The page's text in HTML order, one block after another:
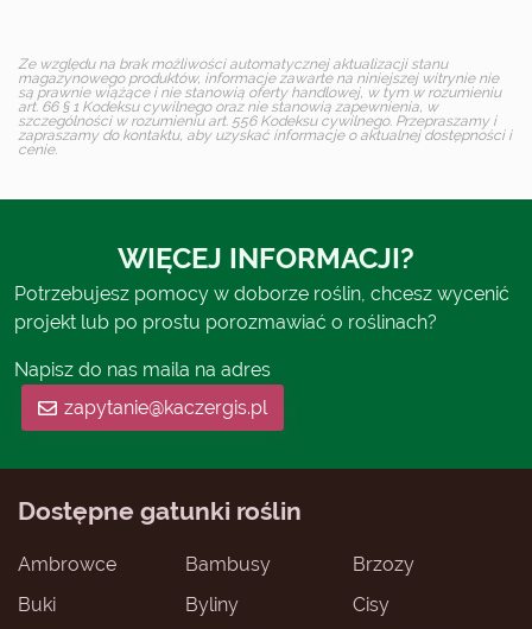
Ze względu na brak możliwości automatycznej aktualizacji stanu
magazynowego produktów, informacje zawarte na niniejszej witrynie nie
są prawnie wiążące i nie stanowią oferty handlowej, w tym w rozumieniu
art. 66 § 1 Kodeksu cywilnego oraz nie stanowią zapewnienia, w
szczególności w rozumieniu art. 556 Kodeksu cywilnego. Przepraszamy i
zapraszamy do kontaktu, aby uzyskać informacje o aktualnej dostępności i
cenie.
WIĘCEJ INFORMACJI?
Potrzebujesz pomocy w doborze roślin, chcesz wycenić
projekt lub po prostu porozmawiać o roślinach?
Napisz do nas maila na adres
zapytanie@kaczergis.pl
Dostępne gatunki roślin
Ambrowce Bambusy
Brzozy
Buki
Byliny
Cisy